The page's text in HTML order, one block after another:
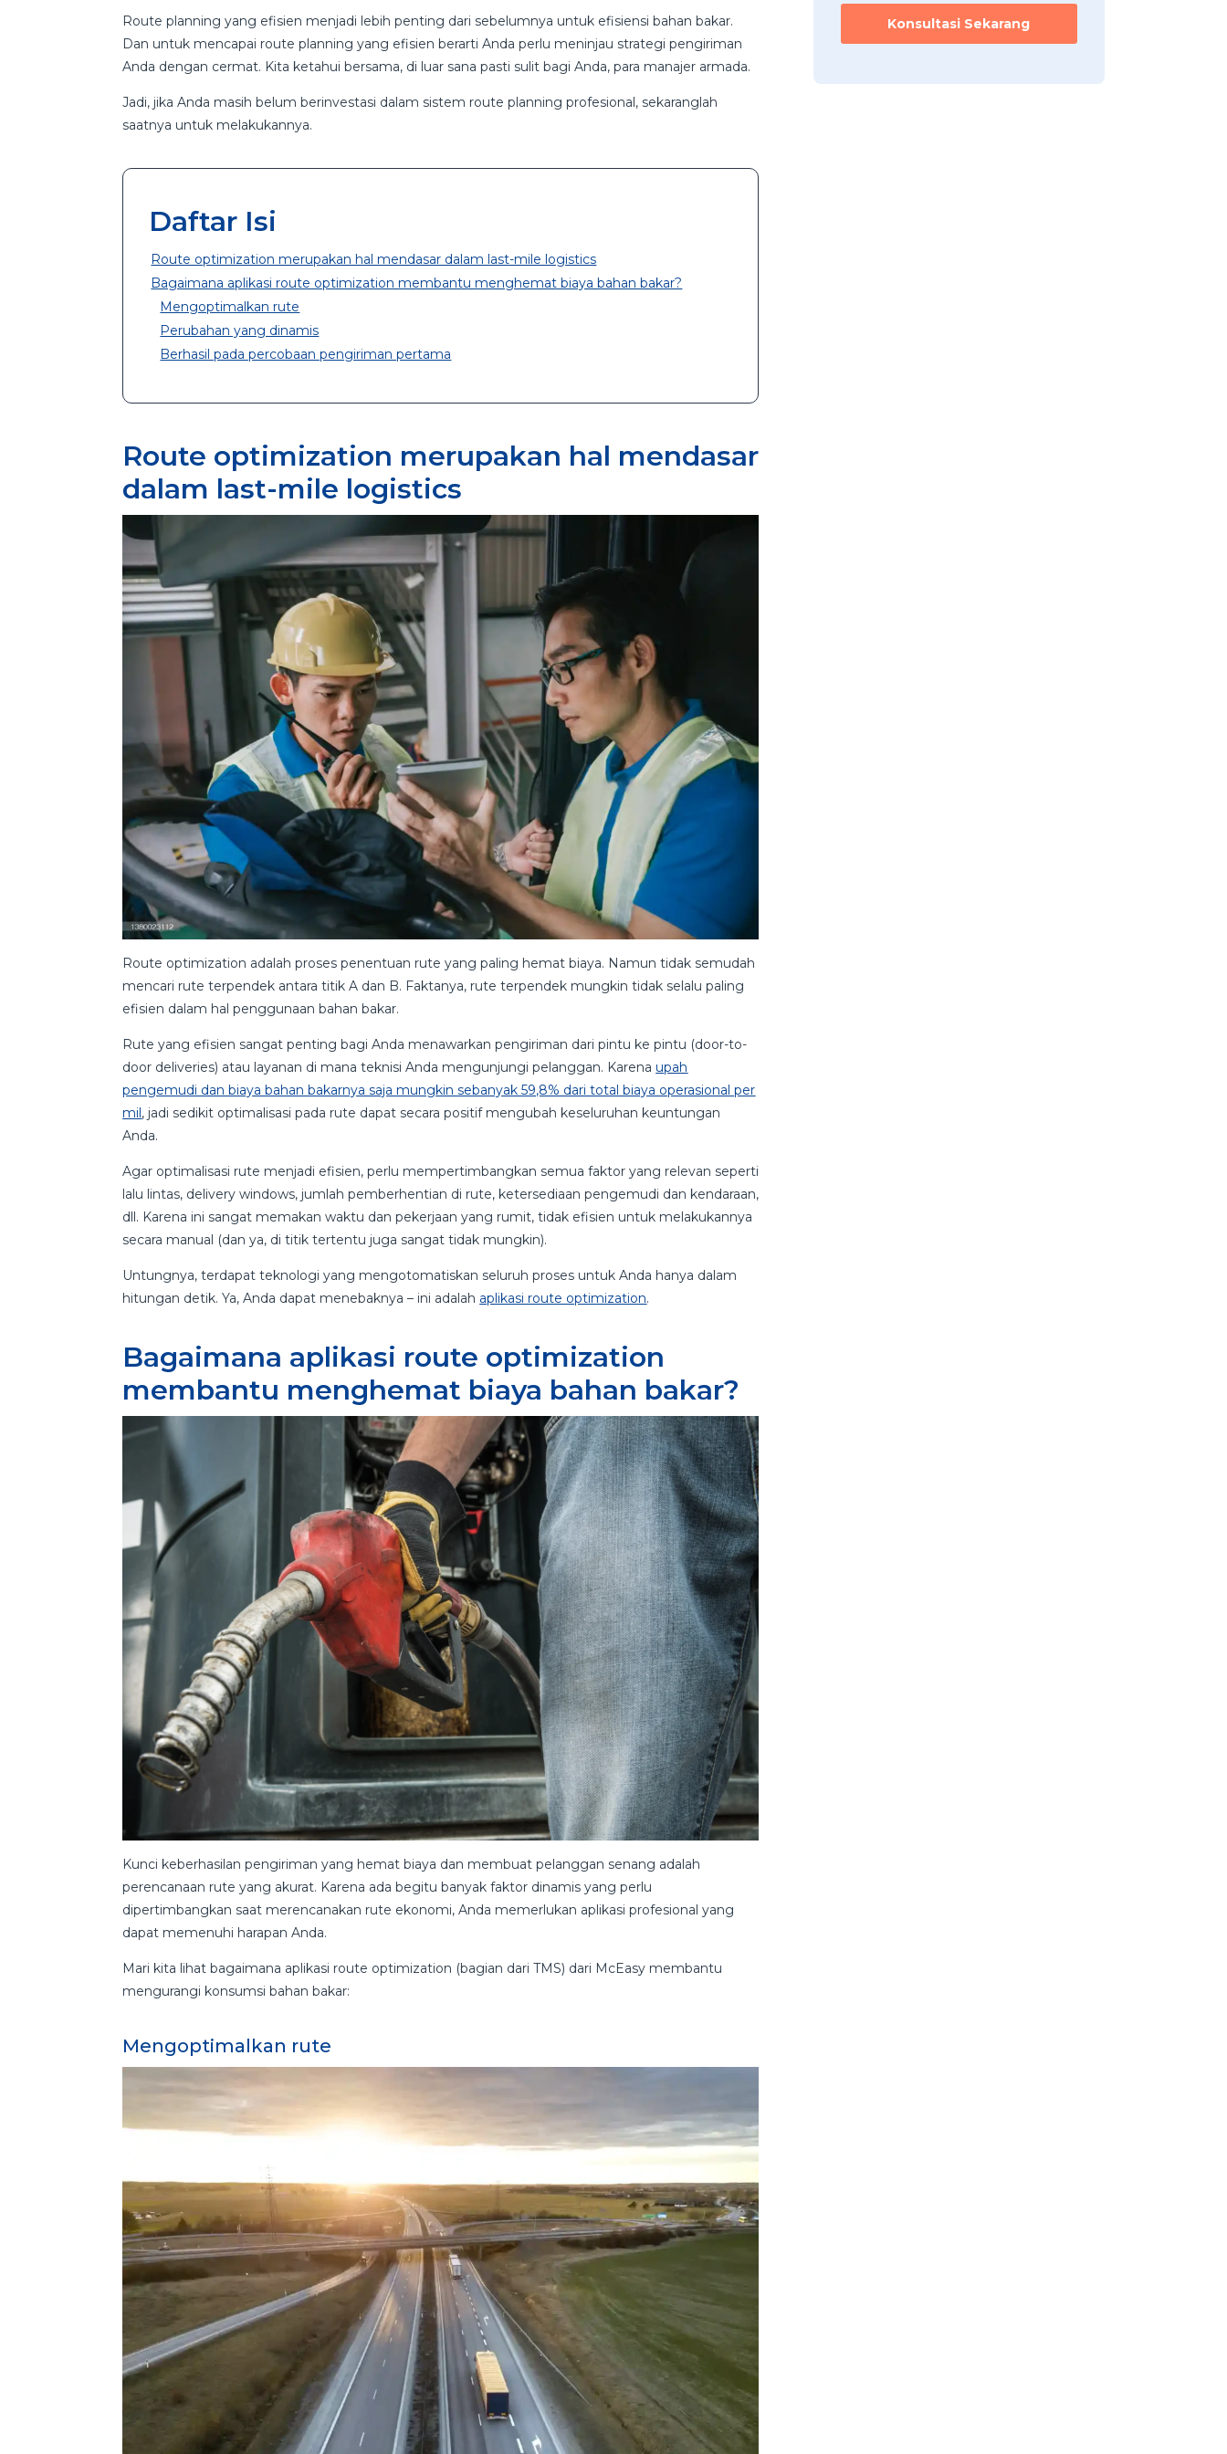
Route planning yang efisien menjadi lebih penting dari sebelumnya untuk efisiensi bahan bakar.
Dan untuk mencapai route planning yang efisien berarti Anda perlu meninjau strategi pengiriman
Anda dengan cermat. Kita ketahui bersama, di luar sana pasti sulit bagi Anda, para manajer armada.
Jadi, jika Anda masih belum berinvestasi dalam sistem route planning profesional, sekaranglah
saatnya untuk melakukannya.
Daftar Isi
Route optimization merupakan hal mendasar dalam last-mile logistics
Bagaimana aplikasi route optimization membantu menghemat biaya bahan bakar?
Mengoptimalkan rute
Perubahan yang dinamis
Berhasil pada percobaan pengiriman pertama
Route optimization merupakan hal mendasar
dalam last-mile logistics
Route optimization adalah proses penentuan rute yang paling hemat biaya. Namun tidak semudah
mencari rute terpendek antara titik A dan B. Faktanya, rute terpendek mungkin tidak selalu paling
efisien dalam hal penggunaan bahan bakar.
Rute yang efisien sangat penting bagi Anda menawarkan pengiriman dari pintu ke pintu (door-to-
door deliveries) atau layanan di mana teknisi Anda mengunjungi pelanggan. Karenaupah
pengemudi dan biaya bahan bakarnya saja mungkin sebanyak 59,8% dari total biaya operasional per
mil, jadi sedikit optimalisasi pada rute dapat secara positif mengubah keseluruhan keuntungan
Anda.
Agar optimalisasi rute menjadi efisien, perlu mempertimbangkan semua faktor yang relevan seperti
lalu lintas, delivery windows, jumlah pemberhentian di rute, ketersediaan pengemudi dan kendaraan,
dll. Karena ini sangat memakan waktu dan pekerjaan yang rumit, tidak efisien untuk melakukannya
secara manual (dan ya, di titik tertentu juga sangat tidak mungkin).
Untungnya, terdapat teknologi yang mengotomatiskan seluruh proses untuk Anda hanya dalam
hitungan detik. Ya, Anda dapat menebaknya – ini adalah aplikasi route optimization.
Bagaimana aplikasi route optimization
membantu menghemat biaya bahan bakar?
Kunci keberhasilan pengiriman yang hemat biaya dan membuat pelanggan senang adalah
perencanaan rute yang akurat. Karena ada begitu banyak faktor dinamis yang perlu
dipertimbangkan saat merencanakan rute ekonomi, Anda memerlukan aplikasi profesional yang
dapat memenuhi harapan Anda.
Mari kita lihat bagaimana aplikasi route optimization (bagian dari TMS) dari McEasy membantu
mengurangi konsumsi bahan bakar:
Mengoptimalkan rute
Konsultasi Sekarang